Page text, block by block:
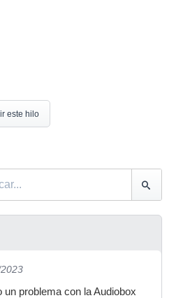
este hilo
un problema con la Audiobox